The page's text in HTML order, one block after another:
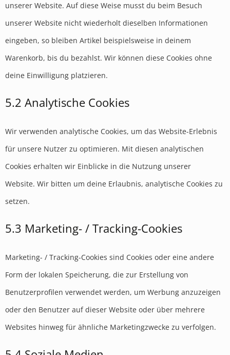
unserer Website. Auf diese Weise musst du beim Besuch
unserer Website nicht wiederholt dieselben Informationen
eingeben, so bleiben Artikel beispielsweise in deinem
Warenkorb, bis du bezahlst. Wir können diese Cookies ohne
deine Einwilligung platzieren.
5.2 Analytische Cookies
Wir verwenden analytische Cookies, um das Website-Erlebnis
für unsere Nutzer zu optimieren. Mit diesen analytischen
Cookies erhalten wir Einblicke in die Nutzung unserer
Website. Wir bitten um deine Erlaubnis, analytische Cookies zu
setzen.
5.3 Marketing- / Tracking-Cookies
Marketing- / Tracking-Cookies sind Cookies oder eine andere
Form der lokalen Speicherung, die zur Erstellung von
Benutzerprofilen verwendet werden, um Werbung anzuzeigen
oder den Benutzer auf dieser Website oder über mehrere
Websites hinweg für ähnliche Marketingzwecke zu verfolgen.